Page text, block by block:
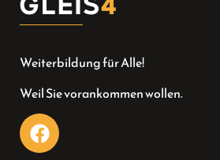
Weiterbildung für Alle!
Weil Sie vorankommen wollen.